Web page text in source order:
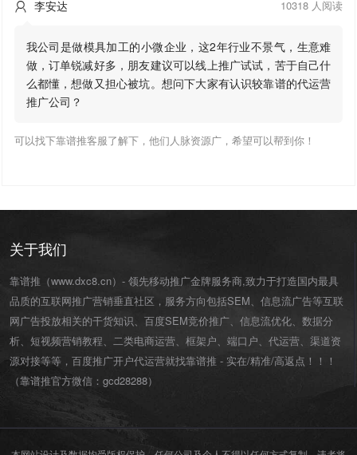
 李安达 10318 人阅读
我公司是做模具加工的小微企业，这2年行业不景气，生意难
做，订单锐减好多，朋友建议可以线上推广试试，苦于自己什
么都懂，想做又担心被坑。想问下大家有认识较靠谱的代运营
推广公司？
可以找下靠谱推客服了解下，他们人脉资源广，希望可以帮到你！
关于我们
靠谱推（www.dxc8.cn）- 领先移动推广金牌服务商,致力于打造国内最具
品质的互联网推广营销垂直社区，服务方向包括SEM、信息流广告等互联
网广告投放相关的干货知识、百度SEM竞价推广、信息流优化、数据分
析、短视频营销教程、二类电商运营、 框架户、 端口户、 代运营、渠道资
源对接等等，百度推广开户代运营就找靠谱推 - 实在/精准/高返点！！！
（靠谱推官方微信： gcd28288）